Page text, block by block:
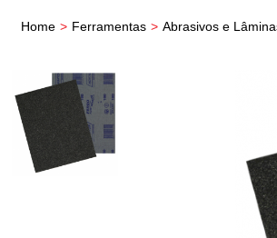
Home Ferramentas Abrasivos e